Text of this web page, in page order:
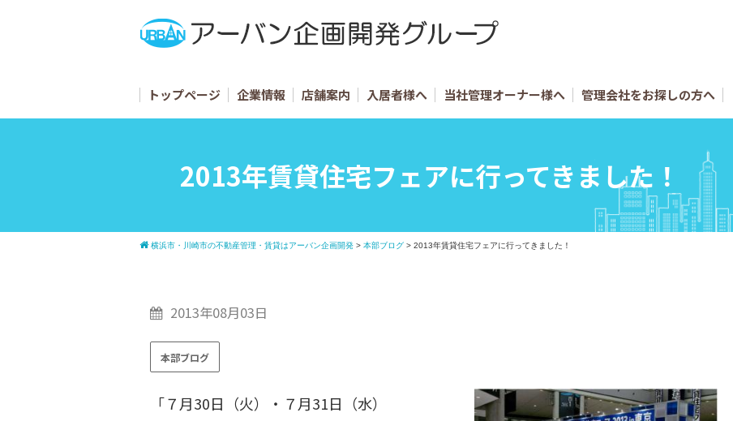
トップページ 企業情報 店舗案内 入居者様へ 当社管理オーナー様へ 管理会社をお探しの方へ
2013年賃貸住宅フェアに行ってきました！
横浜市・川崎市の不動産管理・賃貸はアーバン企画開発 > 本部ブログ > 2013年賃貸住宅フェアに行ってきました！
2013年08月03日
本部ブログ
「７月30日（火）・７月31日（水）